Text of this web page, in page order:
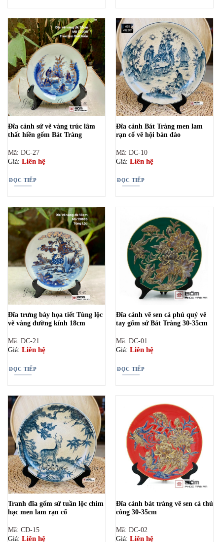
Đĩa cảnh sứ vẽ vàng trúc lâm
thất hiền gốm Bát Tràng
Mã: DC-27
Giá: Liên hệ
ĐỌC TIẾP
Đĩa cảnh Bát Tràng men lam
rạn cổ vẽ hội bàn đào
Mã: DC-10
Giá: Liên hệ
ĐỌC TIẾP
Đĩa trưng bày họa tiết Tùng lộc
vẽ vàng đường kính 18cm
Mã: DC-21
Giá: Liên hệ
ĐỌC TIẾP
Đĩa cảnh vẽ sen cá phú quý vẽ
tay gốm sứ Bát Tràng 30-35cm
Mã: DC-01
Giá: Liên hệ
ĐỌC TIẾP
Tranh đĩa gốm sứ tuần lộc chim
hạc men lam rạn cổ
Mã: CD-15
Giá: Liên hệ
Đĩa cảnh bát tràng vẽ sen cá thủ
công 30-35cm
Mã: DC-02
Giá: Liên hệ